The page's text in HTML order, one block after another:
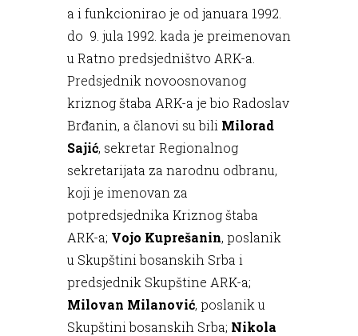
a i funkcionirao je od januara 1992.
do 9. jula 1992. kada je preimenovan
u Ratno predsjedništvo ARK-a.
Predsjednik novoosnovanog
kriznog štaba ARK-a je bio Radoslav
Brđanin, a članovi su bili Milorad
Sajić, sekretar Regionalnog
sekretarijata za narodnu odbranu,
koji je imenovan za
potpredsjednika Kriznog štaba
ARK-a; Vojo Kuprešanin, poslanik
u Skupštini bosanskih Srba i
predsjednik Skupštine ARK-a;
Milovan Milanović, poslanik u
Skupštini bosanskih Srba; Nikola